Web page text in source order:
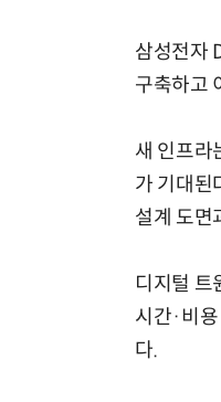
삼성전자
구축하고
새 인프라
가 기대된
설계 도면
디지털 트
시간·비
다.